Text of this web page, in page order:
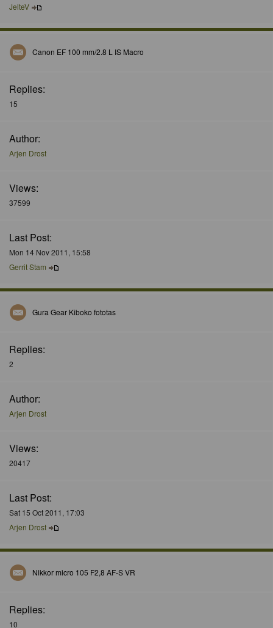
JelteV
Canon EF 100 mm/2.8 L IS Macro
Replies:
15
Author:
Arjen Drost
Views:
37599
Last Post:
Mon 14 Nov 2011, 15:58
Gerrit Stam
Gura Gear Kiboko fototas
Replies:
2
Author:
Arjen Drost
Views:
20417
Last Post:
Sat 15 Oct 2011, 17:03
Arjen Drost
Nikkor micro 105 F2,8 AF-S VR
Replies:
10